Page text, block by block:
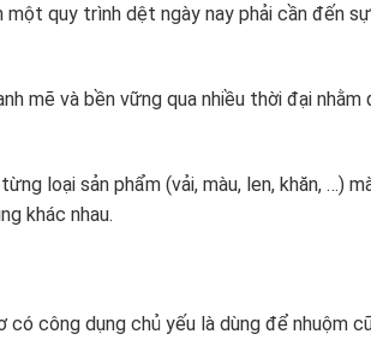
quy trình dệt ngày nay phải cần đến
mẽ và bền vững qua nhiều thời đại nhằm
loại sản phẩm (vải, màu, len, khăn, …)
khác nhau.
công dụng chủ yếu là dùng để nhuộm